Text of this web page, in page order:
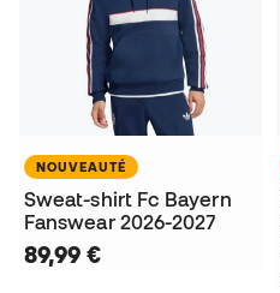
NOUVEAUTÉ
Sweat-shirt Fc Bayern
Fanswear 2026-2027
89,99 €